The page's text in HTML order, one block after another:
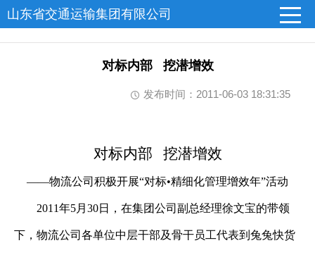
山东省交通运输集团有限公司
对标内部 挖潜增效
发布时间：2011-06-03 18:31:35
对标内部 挖潜增效
——物流公司积极开展“对标•精细化管理增效年”活动
2011年5月30日，在集团公司副总经理徐文宝的带领
下，物流公司各单位中层干部及骨干员工代表到兔兔快货